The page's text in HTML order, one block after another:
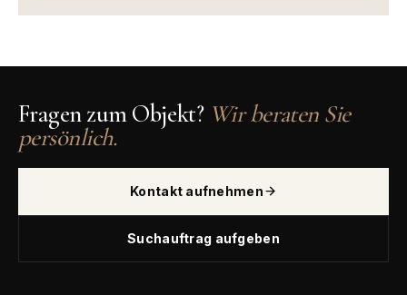
Fragen zum Objekt? Wir beraten Sie
persönlich.
Kontakt aufnehmen
Suchauftrag aufgeben